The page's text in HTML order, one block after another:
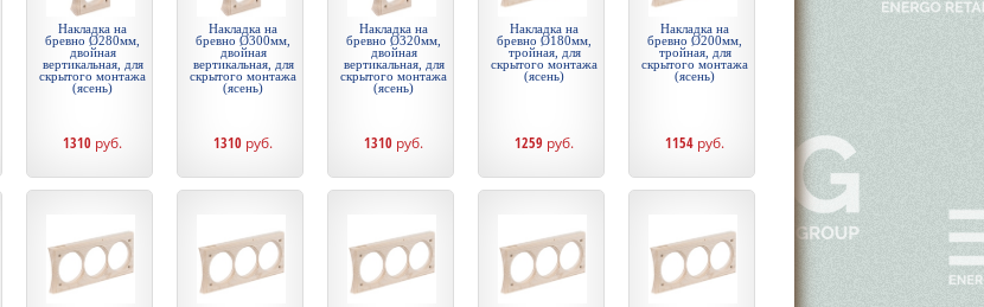
Накладка на
бревно Ø280мм,
двойная
вертикальная, для
скрытого монтажа
(ясень)
1310 руб.
Накладка на
бревно Ø300мм,
двойная
вертикальная, для
скрытого монтажа
(ясень)
1310 руб.
Накладка на
бревно Ø320мм,
двойная
вертикальная, для
скрытого монтажа
(ясень)
1310 руб.
Накладка на
бревно Ø180мм,
тройная, для
скрытого монтажа
(ясень)
1259 руб.
Накладка на
бревно Ø200мм,
тройная, для
скрытого монтажа
(ясень)
1154 руб.